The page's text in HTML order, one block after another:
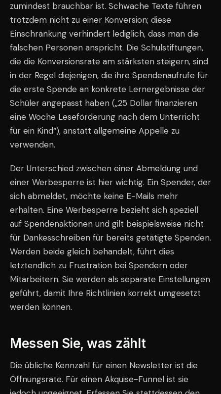
zumindest brauchbar ist. Schwache Texte führen
trotzdem nicht zu einer Konversion; diese
Einschränkung verhindert lediglich, dass man die
falschen Personen anspricht. Die Schulstiftungen,
die die Konversionsrate am stärksten steigern, sind
in der Regel diejenigen, die ihre Spendenaufrufe für
die erste Spende an konkrete Lernergebnisse der
Schüler angepasst haben („25 Dollar finanzieren
eine Woche Leseförderung nach dem Unterricht
für ein Kind“), anstatt allgemeine Appelle zu
verwenden.
Der Unterschied zwischen einer Abmeldung und
einer Werbesperre ist hier wichtig. Ein Spender, der
sich abmeldet, möchte keine E-Mails mehr
erhalten. Eine Werbesperre bezieht sich speziell
auf Spendenaktionen und gilt beispielsweise nicht
für Dankesschreiben für bereits getätigte Spenden.
Werden beide gleich behandelt, führt dies
letztendlich zu Frustration bei Spendern oder
Mitarbeitern. Sie werden als separate Einstellungen
geführt, damit Ihre Richtlinien korrekt umgesetzt
werden können.
Messen Sie, was zählt
Die übliche Kennzahl für einen Newsletter ist die
Öffnungsrate. Für einen Akquise-Funnel ist sie